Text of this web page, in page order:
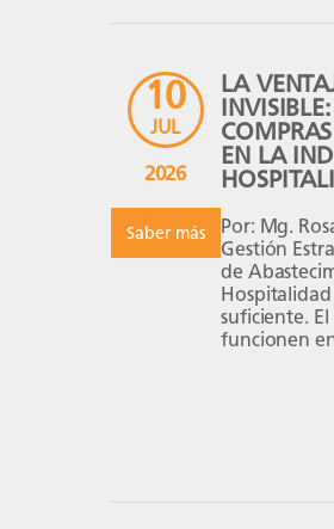
10
JUL
2026
Saber más
LA
EN LA
Por: Mg.
Gestión
de
Hospitalidad
suficiente.
funcionen